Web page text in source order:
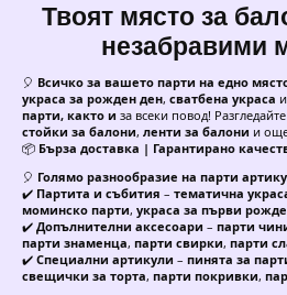
Твоят място за
незабравими
🎈 Всичко за вашето парти на едно
украса за рожден ден, сватбена украса и
парти, както и за всеки повод!
стойки за балони, ленти за балони и
📦 Бърза доставка | Гарантирано
🎈 Голямо разнообразие на парти
✔️ Партита и събития – тематична
моминско парти, украса за първи
✔️ Допълнителни аксесоари – парти
парти знаменца, парти свирки, парти
✔️ Специални артикули – пинята за
свещички за торта, парти покривки,